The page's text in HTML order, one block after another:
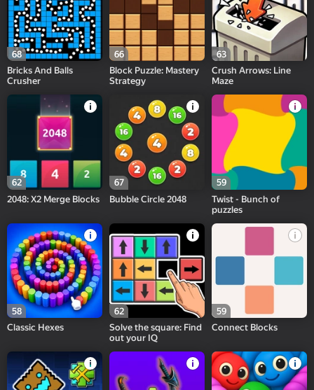
68
Bricks And Balls
Crusher
66
Block Puzzle: Mastery
Strategy
63
Crush Arrows: Line
Maze
62
2048: X2 Merge Blocks
67
Bubble Circle 2048
59
Twist - Bunch of
puzzles
58
Classic Hexes
62
Solve the square: Find
out your IQ
59
Connect Blocks